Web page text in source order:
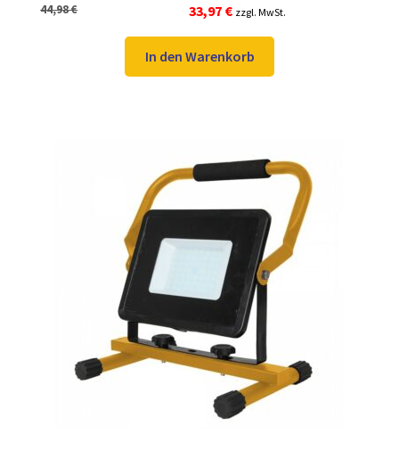
44,98€
Ursprünglicher
Preis
war:
44,98 €
33,97 €Aktueller
Preis
ist:
33,97 €.
zzgl. MwSt.
In den Warenkorb